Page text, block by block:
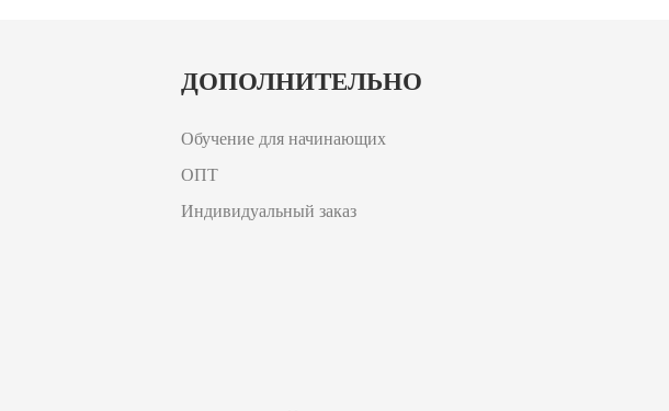
ДОПОЛНИТЕЛЬНО
Обучение для начинающих
ОПТ
Индивидуальный заказ